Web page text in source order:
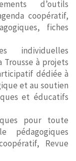
d’outils
coopératif,
fiches
individuelles
Trousse à projets
dédiée à
et au soutien
et éducatifs
pour toute
pédagogiques
Revue